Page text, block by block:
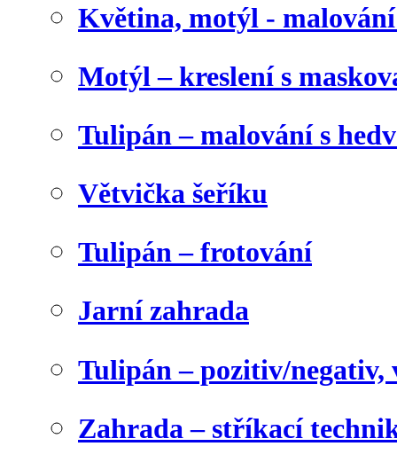
Květina, motýl -
Motýl – kreslení s
Tulipán – malování s
Větvička šeříku
Tulipán – frotování
Jarní zahrada
Tulipán – pozitiv/negativ,
Zahrada – stříkací